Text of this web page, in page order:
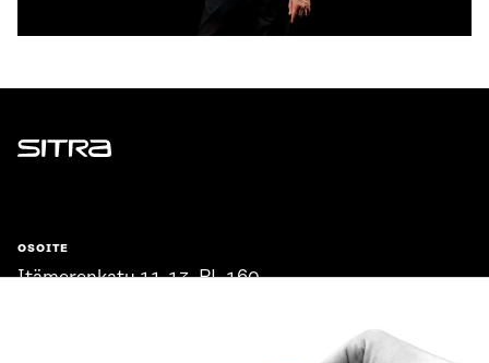
Sitra
OSOITE
Itämerenkatu 11-13, PL 160,